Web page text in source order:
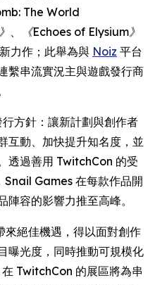
The World
、
《Echoes of Elysium》
力作；此舉為與 Noiz 平台
繫串流實況主與遊戲發行商
方針：讓新計劃與創作者
互動、加快提升知名度，並
透過善用 TwitchCon 的受
Snail Games 在每款作品開
容的影響力推至高峰。
絕佳機遇，得以面對創作
曝光度，同時推動可規模化
TwitchCon 的展區將為串